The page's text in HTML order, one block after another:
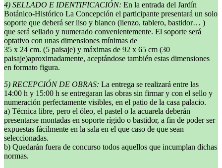
4) SELLADO E IDENTIFICACIÓN: En la entrada del Jardín
Botánico-Histórico La Concepción el participante presentará un solo
soporte que deberá ser liso y blanco (lienzo, tablero, bastidor… )
que será sellado y numerado convenientemente. El soporte será
optativo con unas dimensiones mínimas de
35 x 24 cm. (5 paisaje) y máximas de 92 x 65 cm (30
paisaje)aproximadamente, aceptándose también estas dimensiones
en formato figura.
5) RECEPCIÓN DE OBRAS: La entrega se realizará entre las
14:00 h y 15:00 h se entregaran las obras sin firmar y con el sello y
numeración perfectamente visibles, en el patio de la casa palacio.
a) Técnica libre, pero el óleo, el pastel o la acuarela deberán
presentarse montadas en soporte rígido o bastidor, a fin de poder ser
expuestas fácilmente en la sala en el que caso de que sean
seleccionadas.
b) Quedarán fuera de concurso todos aquellos que incumplan dichas
normas.